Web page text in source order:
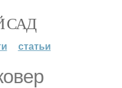
САД
статьи